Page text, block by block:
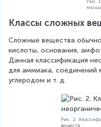
Рис.
Классы сложных
Сложные вещества
кислоты, основания,
Данная классификация
для аммиака,
углеродом и т. д.
Рис. 2.
веществ